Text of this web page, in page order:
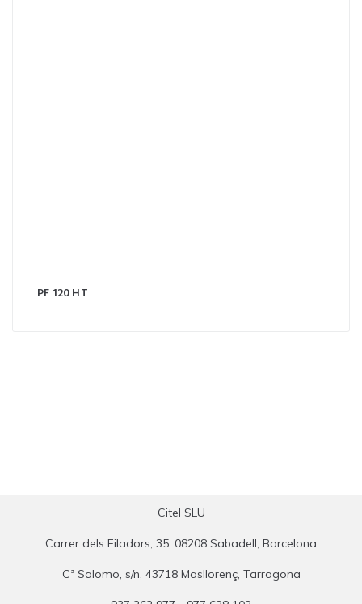
PF 120 HT
Citel SLU
Carrer dels Filadors, 35, 08208 Sabadell, Barcelona
Cª Salomo, s/n, 43718 Masllorenç, Tarragona